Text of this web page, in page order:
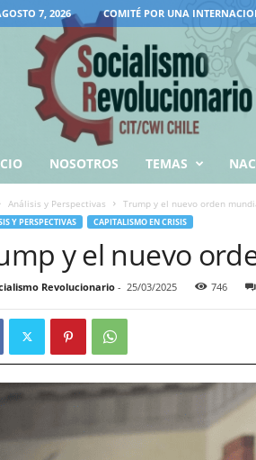
7, 2026 COMITÉ POR UNA
NOSOTROS TEMAS
Análisis y Perspectivas Trump y el nuevo orden
Y PERSPECTIVAS CAPITALISMO EN CRISIS
y el nuevo
Revolucionario- 25/03/2025 746